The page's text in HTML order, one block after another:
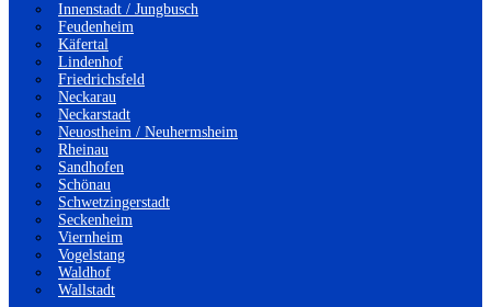
Innenstadt / Jungbusch
Feudenheim
Käfertal
Lindenhof
Friedrichsfeld
Neckarau
Neckarstadt
Neuostheim / Neuhermsheim
Rheinau
Sandhofen
Schönau
Schwetzingerstadt
Seckenheim
Viernheim
Vogelstang
Waldhof
Wallstadt